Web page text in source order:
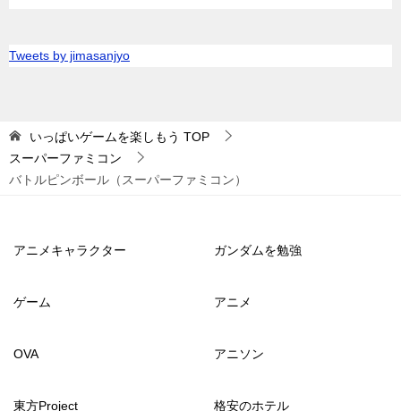
Tweets by jimasanjyo
いっぱいゲームを楽しもう TOP
スーパーファミコン
バトルピンボール（スーパーファミコン）
アニメキャラクター ガンダムを勉強
ゲーム アニメ
OVA アニソン
東方Project 格安のホテル